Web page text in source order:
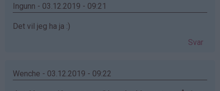
Ingunn - 03.12.2019 - 09:21
Det vil jeg ha ja :)
Svar
Wenche - 03.12.2019 - 09:22